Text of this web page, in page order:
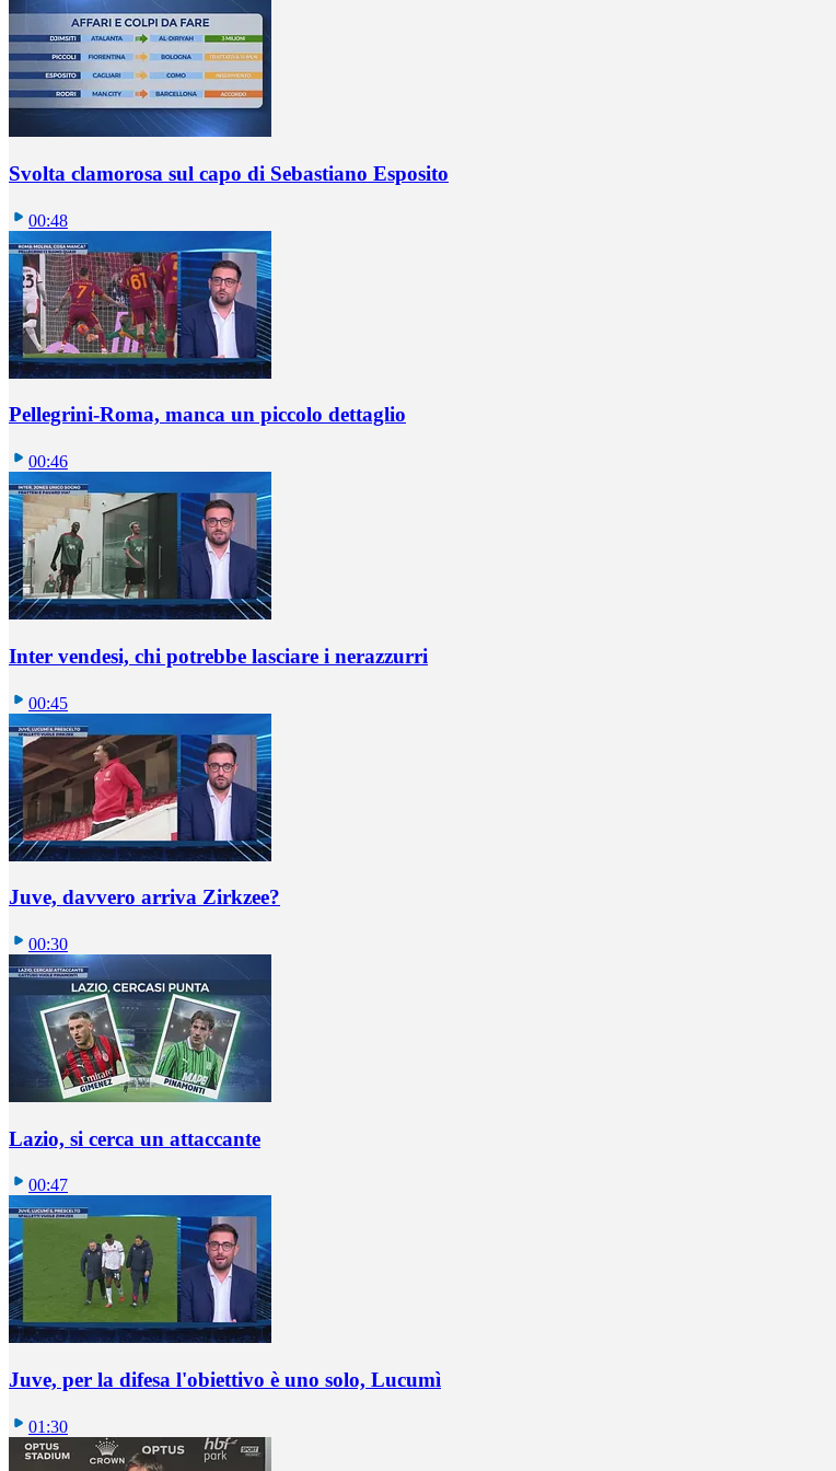
Svolta clamorosa sul capo di Sebastiano Esposito
00:48
Pellegrini-Roma, manca un piccolo dettaglio
00:46
Inter vendesi, chi potrebbe lasciare i nerazzurri
00:45
Juve, davvero arriva Zirkzee?
00:30
Lazio, si cerca un attaccante
00:47
Juve, per la difesa l'obiettivo è uno solo, Lucumì
01:30